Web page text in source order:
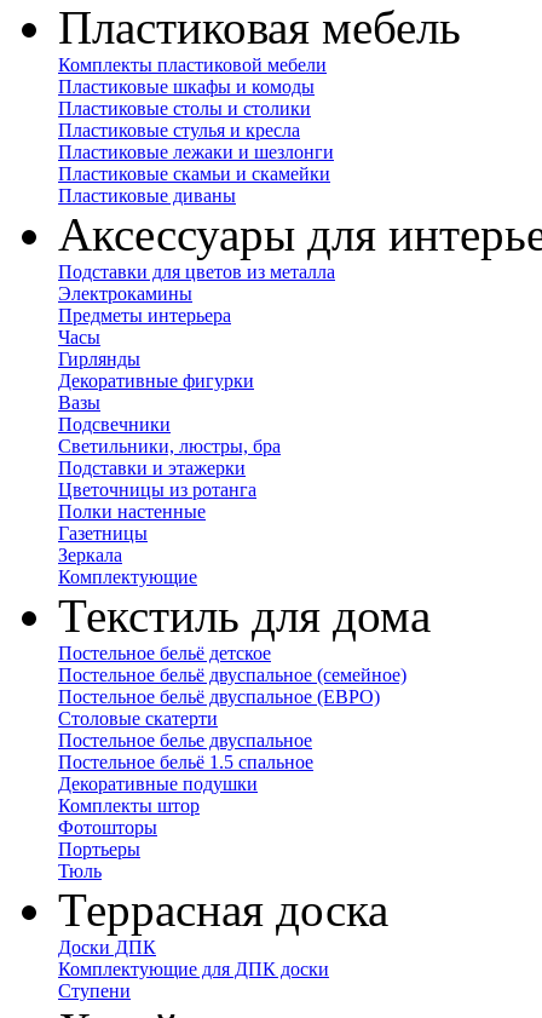
Пластиковая мебель
Комплекты пластиковой мебели
Пластиковые шкафы и комоды
Пластиковые столы и столики
Пластиковые стулья и кресла
Пластиковые лежаки и шезлонги
Пластиковые скамьи и скамейки
Пластиковые диваны
Аксессуары для
Подставки для цветов из металла
Электрокамины
Предметы интерьера
Часы
Гирлянды
Декоративные фигурки
Вазы
Подсвечники
Светильники, люстры, бра
Подставки и этажерки
Цветочницы из ротанга
Полки настенные
Газетницы
Зеркала
Комплектующие
Текстиль для дома
Постельное бельё детское
Постельное бельё двуспальное (семейное)
Постельное бельё двуспальное (ЕВРО)
Столовые скатерти
Постельное белье двуспальное
Постельное бельё 1.5 спальное
Декоративные подушки
Комплекты штор
Фотошторы
Портьеры
Тюль
Террасная доска
Доски ДПК
Комплектующие для ДПК доски
Ступени